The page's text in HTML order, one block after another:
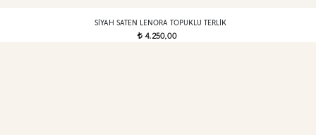
SIYAH SATEN LENORA TOPUKLU TERLIK
t 4.250,00